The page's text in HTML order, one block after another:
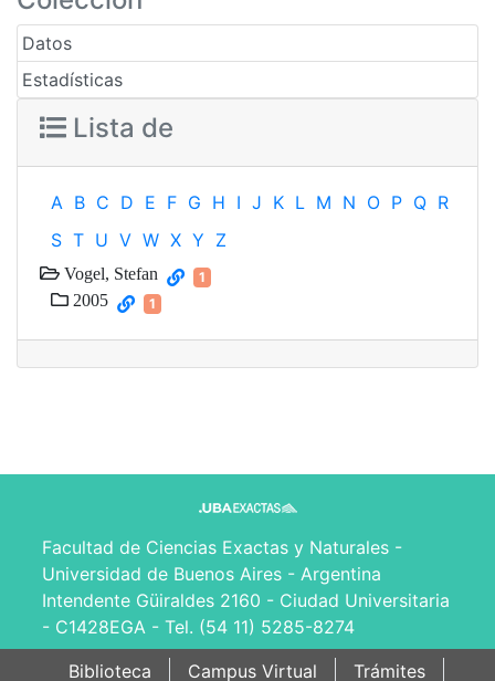
Datos
Estadísticas
Lista de
A B C D E F G H I J K L M N O P Q R
S T U V W X Y Z
Vogel, Stefan 1
2005 1
Facultad de Ciencias Exactas y Naturales -
Universidad de Buenos Aires - Argentina
Intendente Güiraldes 2160 - Ciudad Universitaria
- C1428EGA - Tel. (54 11) 5285-8274
Biblioteca
Campus Virtual Trámites